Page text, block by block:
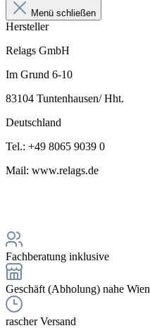
Menü schließen
Hersteller
Relags GmbH
Im Grund 6-10
83104 Tuntenhausen/ Hht.
Deutschland
Tel.: +49 8065 9039 0
Mail: www.relags.de
Fachberatung inklusive
Geschäft (Abholung) nahe Wien
rascher Versand